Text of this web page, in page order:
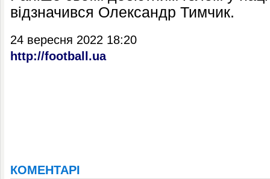
відзначився Олександр Тимчик.
24 вересня 2022 18:20
http://football.ua
КОМЕНТАРІ